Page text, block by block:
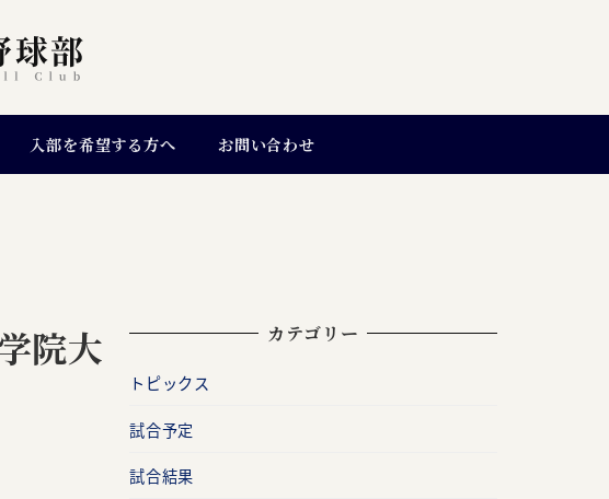
入部を希望する方へ お問い合わせ
院大
カテゴリー
トピックス
試合予定
試合結果